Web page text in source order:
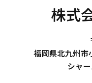
株式
福岡県北九州
シャ